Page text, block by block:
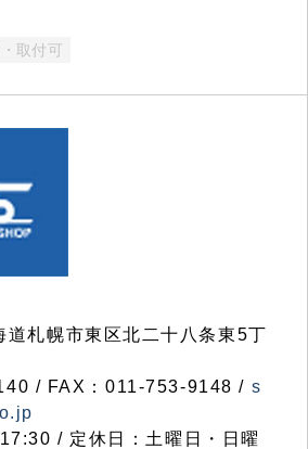
取付可
札幌市東区北二十八条東5丁
/ FAX：011-753-9148 / s
/ 定休日：土曜日・日曜